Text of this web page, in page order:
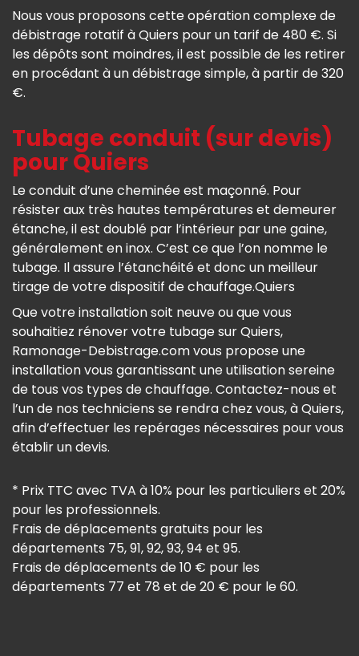
Nous vous proposons cette opération complexe de
débistrage rotatif à Quiers pour un tarif de 480 €. Si
les dépôts sont moindres, il est possible de les retirer
en procédant à un débistrage simple, à partir de 320
€.
Tubage conduit (sur devis)
pour Quiers
Le conduit d’une cheminée est maçonné. Pour
résister aux très hautes températures et demeurer
étanche, il est doublé par l’intérieur par une gaine,
généralement en inox. C’est ce que l’on nomme le
tubage. Il assure l’étanchéité et donc un meilleur
tirage de votre dispositif de chauffage.Quiers
Que votre installation soit neuve ou que vous
souhaitiez rénover votre tubage sur Quiers,
Ramonage-Debistrage.com vous propose une
installation vous garantissant une utilisation sereine
de tous vos types de chauffage. Contactez-nous et
l’un de nos techniciens se rendra chez vous, à Quiers,
afin d’effectuer les repérages nécessaires pour vous
établir un devis.
* Prix TTC avec TVA à 10% pour les particuliers et 20%
pour les professionnels.
Frais de déplacements gratuits pour les
départements 75, 91, 92, 93, 94 et 95.
Frais de déplacements de 10 € pour les
départements 77 et 78 et de 20 € pour le 60.